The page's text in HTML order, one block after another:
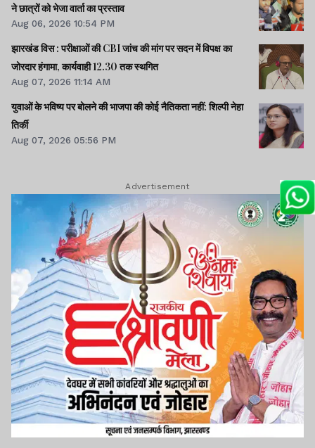
ने छात्रों को भेजा वार्ता का प्रस्ताव
Aug 06, 2026 10:54 PM
झारखंड विस : परीक्षाओं की CBI जांच की मांग पर सदन में विपक्ष का
जोरदार हंगामा, कार्यवाही 12.30 तक स्थगित
Aug 07, 2026 11:14 AM
युवाओं के भविष्य पर बोलने की भाजपा की कोई नैतिकता नहीं: शिल्पी नेहा
तिर्की
Aug 07, 2026 05:56 PM
Advertisement